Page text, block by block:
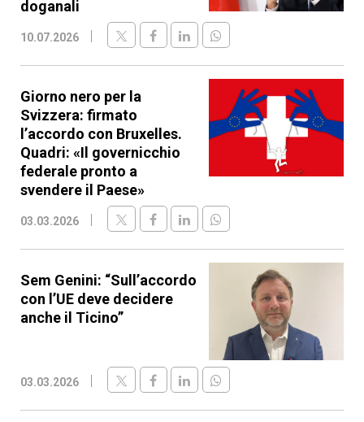
doganali
10.07.2026
Giorno nero per la
Svizzera: firmato
l’accordo con Bruxelles.
Quadri: «Il governicchio
federale pronto a
svendere il Paese»
03.03.2026
Sem Genini: “Sull’accordo
con l’UE deve decidere
anche il Ticino”
03.03.2026